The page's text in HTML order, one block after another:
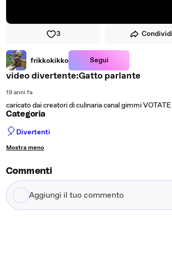
3 Condividi
frikkokikko Segui
video divertente:Gatto parlante
19 anni fa
caricato dai creatori di culinaria canal gimmi
Categoria
🎈 Divertenti
Mostra meno
Commenti
Aggiungi
il